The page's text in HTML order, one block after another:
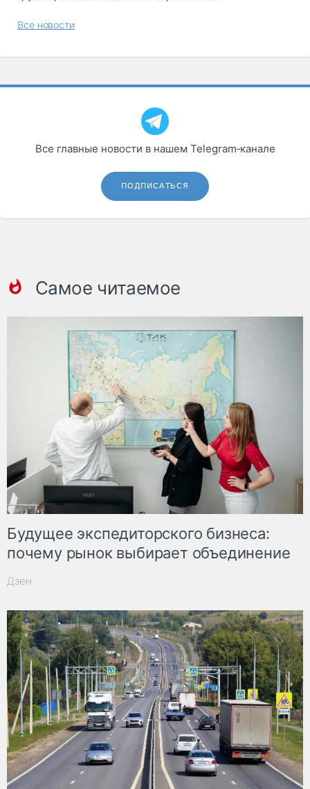
Все новости
Все главные новости в нашем Telegram‑канале
ПОДПИСАТЬСЯ
Самое читаемое
Будущее экспедиторского бизнеса:
почему рынок выбирает объединение
Дзен